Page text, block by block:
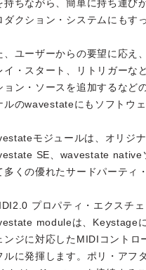
持ちながら、簡単に持ち運び
ダクション・システムにもす
、ユーザーからの要望に応え
イ・スタート、リトリガーな
ョン・ソースを追加するなど
ルのwavestateにもソフトウ
モジュールは、オリジ
SE、wavestate native
多くの優れたサードパーティ
プロパティ・エクスチ
moduleは、Keystage
ンジに対応したMIDIコントロ
ルに発揮します。ポリ・アフ